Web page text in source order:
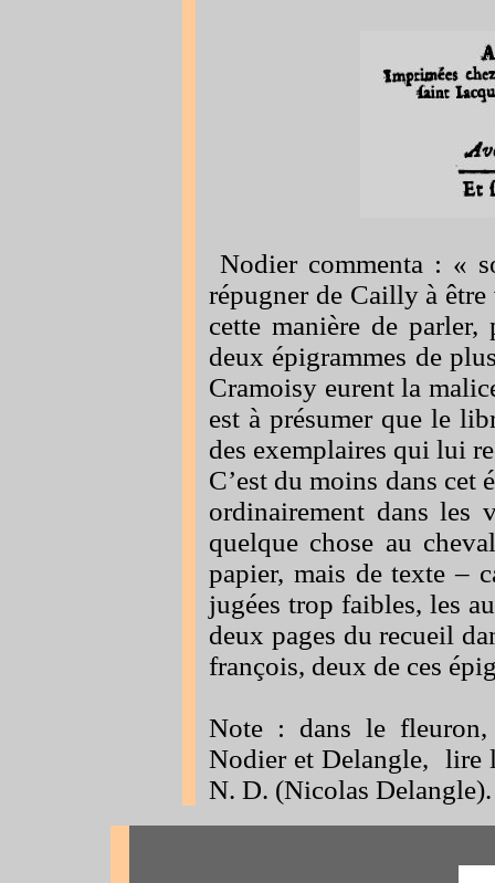
Nodier commenta : «
répugner de Cailly à
cette manière de
deux épigrammes de
Cramoisy eurent la
est à présumer que le
des exemplaires qui lui
C’est du moins dans cet
ordinairement dans les
quelque chose au
papier, mais de texte –
jugées trop faibles, les
deux pages du recueil
françois, deux de ces
Note : dans le
Nodier et Delangle, lire
N. D. (Nicolas Delangle).